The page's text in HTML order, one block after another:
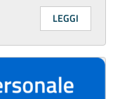
LEGGI